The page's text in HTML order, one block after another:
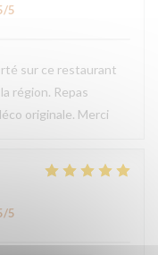
/5
sur ce restaurant
région. Repas
originale. Merci
/5